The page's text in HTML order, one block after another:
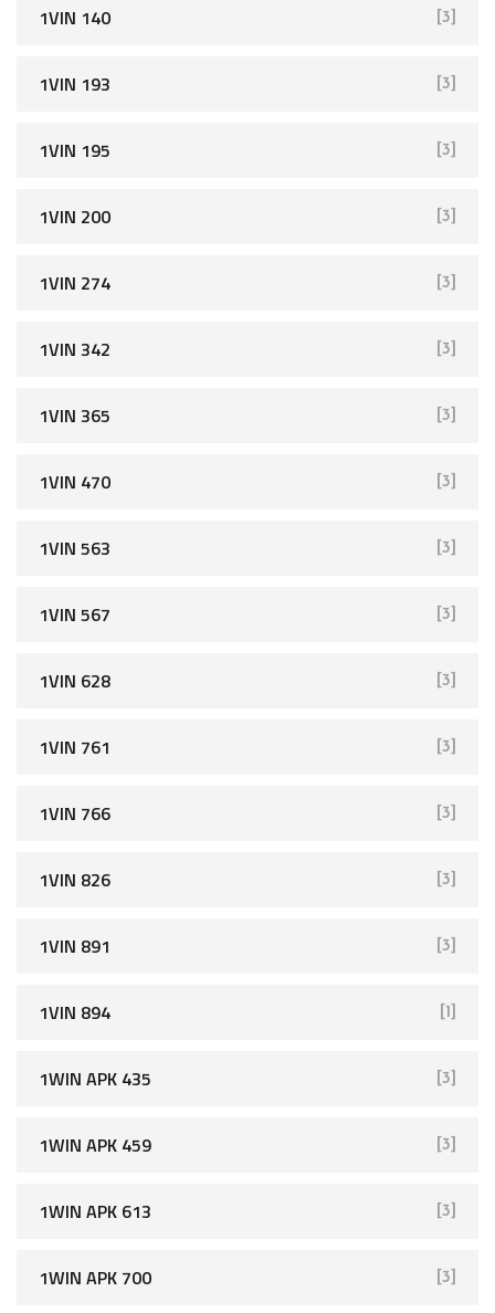
1VIN 140 [3]
1VIN 193 [3]
1VIN 195 [3]
1VIN 200 [3]
1VIN 274 [3]
1VIN 342 [3]
1VIN 365 [3]
1VIN 470 [3]
1VIN 563 [3]
1VIN 567 [3]
1VIN 628 [3]
1VIN 761 [3]
1VIN 766 [3]
1VIN 826 [3]
1VIN 891 [3]
1VIN 894 [1]
1WIN APK 435 [3]
1WIN APK 459 [3]
1WIN APK 613 [3]
1WIN APK 700 [3]